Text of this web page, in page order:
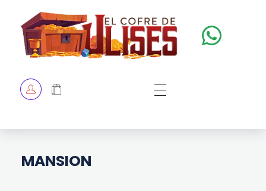
TIENDA
MANSION